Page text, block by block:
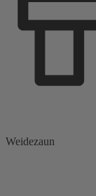
Weidezaun